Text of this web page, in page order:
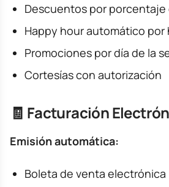
Descuentos por
Happy hour automático por
Promociones por día de la
Cortesías con autorización
🧾 Facturación
Emisión automática:
Boleta de venta electrónica